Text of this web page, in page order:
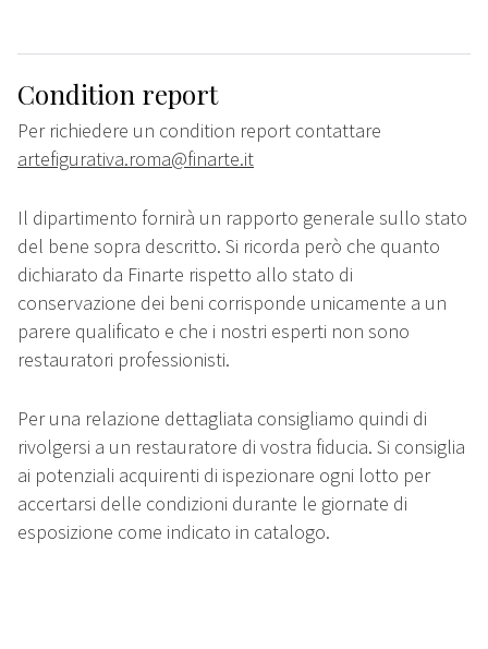
Condition report
Per richiedere un condition report contattare
artefigurativa.roma@finarte.it
Il dipartimento fornirà un rapporto generale sullo stato
del bene sopra descritto. Si ricorda però che quanto
dichiarato da Finarte rispetto allo stato di
conservazione dei beni corrisponde unicamente a un
parere qualificato e che i nostri esperti non sono
restauratori professionisti.
Per una relazione dettagliata consigliamo quindi di
rivolgersi a un restauratore di vostra fiducia. Si consiglia
ai potenziali acquirenti di ispezionare ogni lotto per
accertarsi delle condizioni durante le giornate di
esposizione come indicato in catalogo.